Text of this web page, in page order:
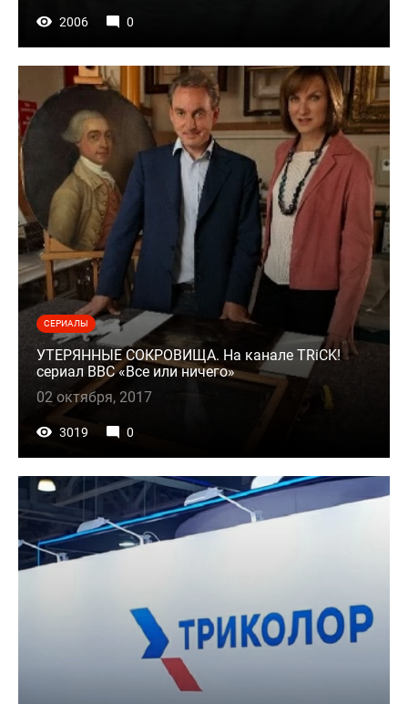
2006 0
СЕРИАЛЫ
УТЕРЯННЫЕ СОКРОВИЩА. На канале TRiCK!
сериал BBC «Все или ничего»
02 октября, 2017
3019 0